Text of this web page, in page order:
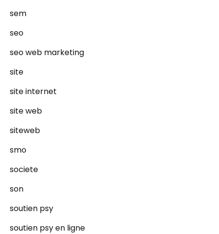
sem
seo
seo web marketing
site
site internet
site web
siteweb
smo
societe
son
soutien psy
soutien psy en ligne